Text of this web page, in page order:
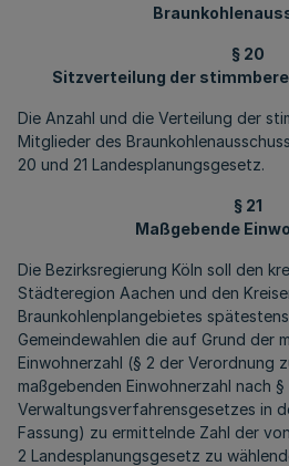
§ 20
Sitzverteilung der
Die Anzahl und die Verteilung der
Mitglieder des
20 und 21 Landesplanungsgesetz.
§ 21
Maßgebende
Die Bezirksregierung Köln soll den
Städteregion Aachen und den
Braunkohlenplangebietes
Gemeindewahlen die auf Grund der
Einwohnerzahl (§ 2 der Verordnung
maßgebenden Einwohnerzahl nach §
Verwaltungsverfahrensgesetzes in
Fassung) zu ermittelnde Zahl der
2 Landesplanungsgesetz zu